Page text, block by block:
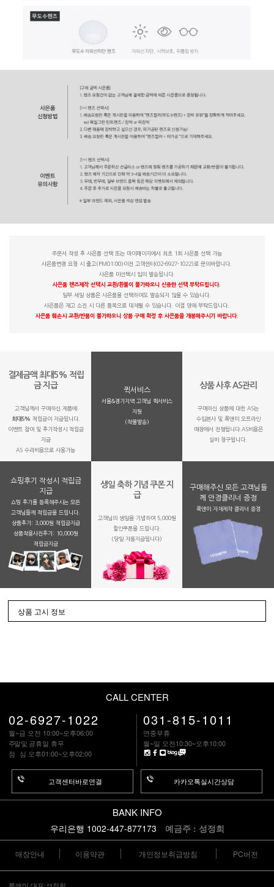
주문서 작성 후 사은품 선택 또는 마이페이지에서 최초 1회 사은품 선택 가능
사은품변경 요청 시 출고(PM01:00)이전 고객센터(02-6927-1022)로 문의바랍니다.
사은품 미선택시 임의 발송됩니다.
사은품 렌즈제작 선택시 교환/환불이 불가하오니 신중한 선택 부탁드립니다.
일부 세일 상품은 사은품을 선택하여도 발송되지 않을 수 있습니다.
사은품은 재고 소진 시 다른 품목으로 대체될 수 있습니다. 이점 양해 부탁드립니다.
사은품 훼손시 교환/반품이 불가하오니 상품 구매 확정 후 사은품을 개봉해주시기 바랍니다.
결제금액 최대5% 적립
금 지급
고객님께서 구매하신 제품에
최대5% 적립금이 지급됩니다.
이벤트 참여 및 후기작성시 적립금
지급
AS 수리비용으로 사용가능
퀵서비스
서울&경기지역 고객님 퀵서비스
지원
(착불발송)
상품 사후 AS관리
구매하신 상품에 대한 AS는
수입본사 및 룩앤미 오프라인
매장에서 진행됩니다.AS비용은
실비 청구됩니다.
쇼핑후기 작성시 적립금
지급
쇼핑 후기를 등록해주시는 모든
고객님들께 적립금을 드립니다.
상품후기: 3,000원 적립금지급
상품착용사진후기: 10,000원
적립금지금
생일 축하 기념 쿠폰 지
급
고객님의 생일을 기념하여 5,000원
할인쿠폰을 드립니다.
(당일 자동지급됩니다)
구매해주신 모든 고객님들
께 안경클리너 증정
룩앤미 자체제작 클리너 증정
상품 고시 정보
CALL CENTER
02-6927-1022
월~금 오전 10:00~오후06:00
주말및 공휴일 휴무
점 심 오후01:00~오후02:00
고객센터바로연결
031-815-1011
연중무휴
월~일 오전10:30~오후10:00
카카오톡실시간상담
BANK INFO
우리은행 1002-447-877173 예금주 : 성정희
매장안내 이용약관 개인정보취급방침 PC버전